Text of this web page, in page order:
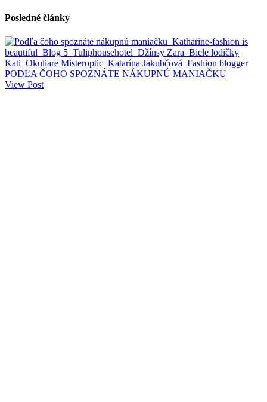
Posledné články
PODĽA ČOHO SPOZNÁTE NÁKUPNÚ MANIAČKU
View Post